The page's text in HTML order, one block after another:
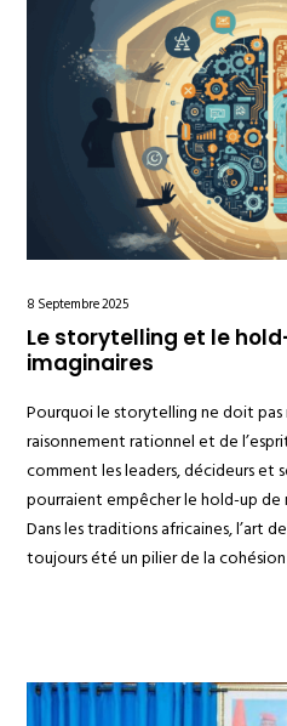
8 Septembre 2025
Le storytelling et le
imaginaires
Pourquoi le storytelling ne doit
raisonnement rationnel et de
comment les leaders, décideurs et
pourraient empêcher le hold-up de
Dans les traditions africaines, l’art
toujours été un pilier de la